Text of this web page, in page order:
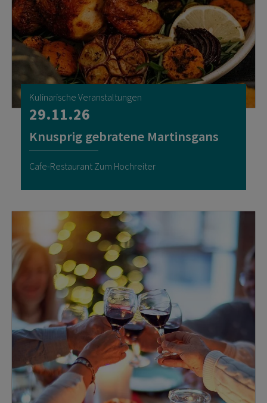
Kulinarische Veranstaltungen
29.11.26
Knusprig gebratene Martinsgans
Cafe-Restaurant Zum Hochreiter